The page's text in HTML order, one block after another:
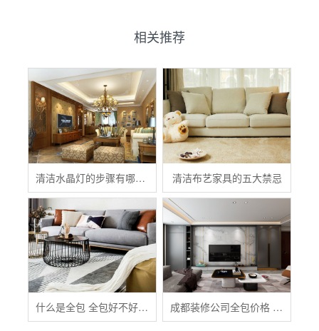
相关推荐
清洁水晶灯的步骤有哪些？ 清洁布艺家具的五大禁忌
什么是全包 全包好不好 全包装修注意事项有哪些 成都装修公司全包价格 成都全包装修多少钱一平